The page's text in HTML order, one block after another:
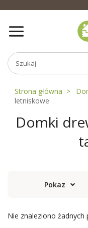
Strona główna
letniskowe
Domki
Pokaz
Nie znaleziono żadnych